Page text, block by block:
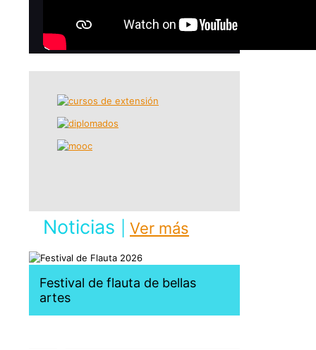
Noticias Ver más
Festival de flauta de bellas
artes